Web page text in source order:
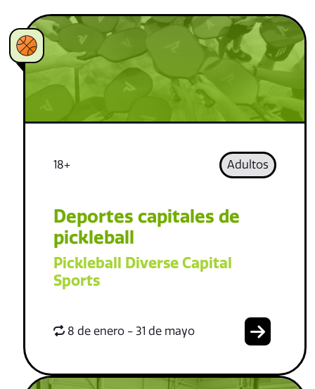
18+ Adultos
Deportes capitales de
pickleball
Pickleball Diverse Capital
Sports
8 de enero - 31 de mayo